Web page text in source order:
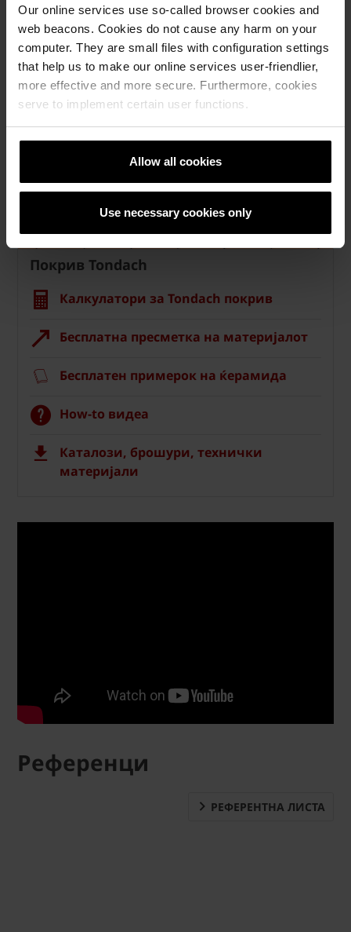
Our online services use so-called browser cookies and
web beacons. Cookies do not cause any harm on your
computer. They are small files with configuration settings
that help us to make our online services user-friendlier,
more effective and more secure. Furthermore, cookies
serve to implement certain user functions.
Allow all cookies
Use necessary cookies only
Veneton 13 вентилациона ќерамида
Покрив Tondach
Калкулатори за Tondach покрив
Бесплатна пресметка на материјалот
Бесплатен примерок на ќерамида
How-to видеа
Каталози, брошури, технички
материјали
Референци
РЕФЕРЕНТНА ЛИСТА